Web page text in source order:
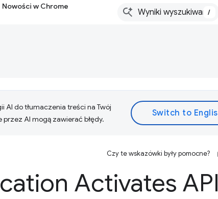
Nowości w Chrome
/
AI do tłumaczenia treści na Twój
AI mogą zawierać błędy.
Czy te wskazówki były pomocne?
Activates API